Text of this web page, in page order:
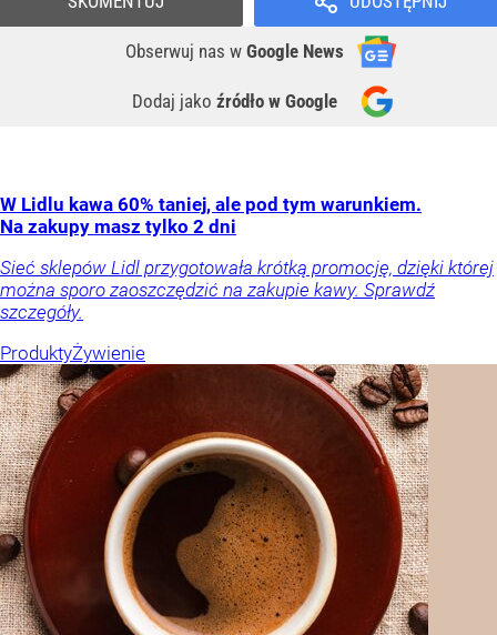
Obserwuj nas w Google News
Dodaj jako źródło w Google
W Lidlu kawa 60% taniej, ale pod tym warunkiem.
Na zakupy masz tylko 2 dni
Sieć sklepów Lidl przygotowała krótką promocję, dzięki której
można sporo zaoszczędzić na zakupie kawy. Sprawdź
szczegóły.
ProduktyŻywienie